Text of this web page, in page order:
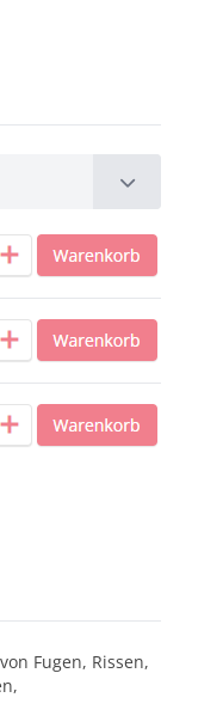
Fugen, Rissen,